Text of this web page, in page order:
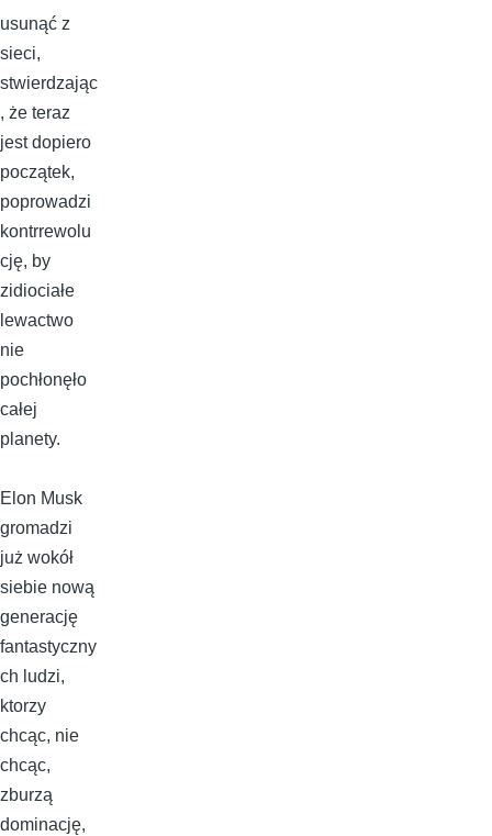
usunąć z
sieci,
stwierdzając
, że teraz
jest dopiero
początek,
poprowadzi
kontrrewolu
cję, by
zidiociałe
lewactwo
nie
pochłonęło
całej
planety.
Elon Musk
gromadzi
już wokół
siebie nową
generację
fantastyczny
ch ludzi,
ktorzy
chcąc, nie
chcąc,
zburzą
dominację,